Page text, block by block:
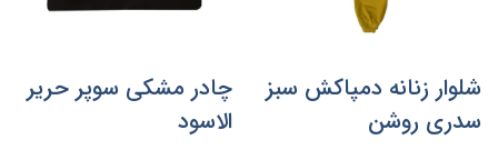
شلوار زنانه دمپاکش سبز
سدری روشن
چادر مشکی سوپر حریر
الاسود